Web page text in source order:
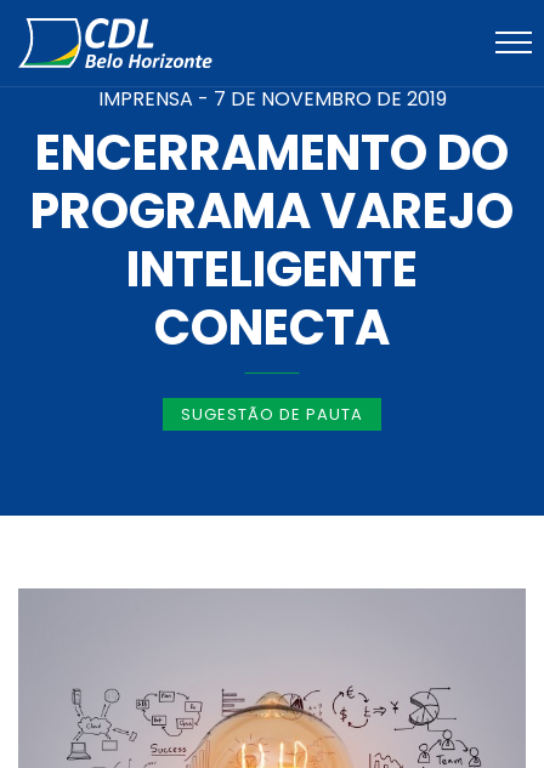
IMPRENSA - 7 DE NOVEMBRO DE 2019
ENCERRAMENTO DO
PROGRAMA VAREJO
INTELIGENTE
CONECTA
SUGESTÃO DE PAUTA